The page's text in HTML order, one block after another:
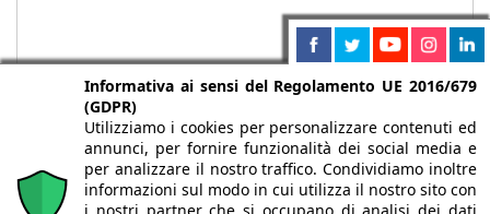
Informativa ai sensi del Regolamento UE 2016/679
(GDPR)
Utilizziamo i cookies per personalizzare contenuti ed
annunci, per fornire funzionalità dei social media e
per analizzare il nostro traffico. Condividiamo inoltre
informazioni sul modo in cui utilizza il nostro sito con